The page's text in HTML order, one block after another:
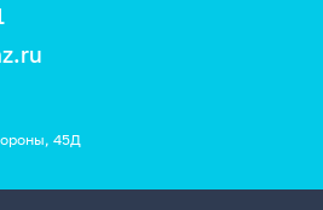
45Д